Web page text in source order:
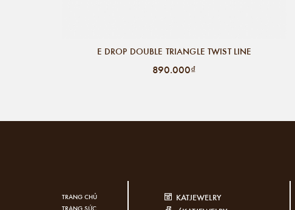
E DROP DOUBLE TRIANGLE TWIST LINE
890.000₫
TRANG CHỦ
KATJEWELRY